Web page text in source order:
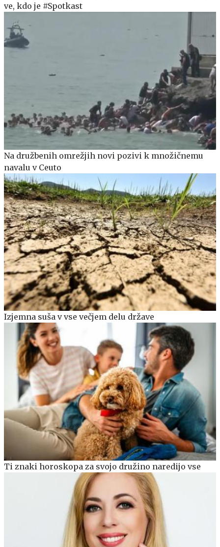
ve, kdo je #Spotkast
Na družbenih omrežjih novi pozivi k množičnemu
navalu v Ceuto
Izjemna suša v vse večjem delu države
Ti znaki horoskopa za svojo družino naredijo vse